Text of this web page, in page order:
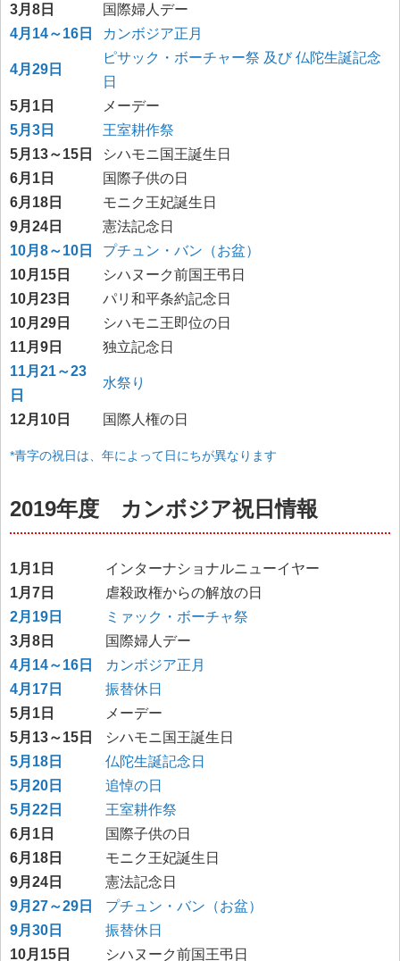
3月8日
国際婦人デー
4月14～16日
カンボジア正月
4月29日
ピサック・ボーチャー祭 及び 仏陀生誕記念
日
5月1日
メーデー
5月3日
王室耕作祭
5月13～15日
シハモニ国王誕生日
6月1日
国際子供の日
6月18日
モニク王妃誕生日
9月24日
憲法記念日
10月8～10日
プチュン・バン（お盆）
10月15日
シハヌーク前国王弔日
10月23日
パリ和平条約記念日
10月29日
シハモニ王即位の日
11月9日
独立記念日
11月21～23
日
水祭り
12月10日 国際人権の日
*青字の祝日は、年によって日にちが異なります
2019年度 カンボジア祝日情報
1月1日
インターナショナルニューイヤー
1月7日
虐殺政権からの解放の日
2月19日
ミァック・ボーチャ祭
3月8日
国際婦人デー
4月14～16日
カンボジア正月
4月17日
振替休日
5月1日
メーデー
5月13～15日
シハモニ国王誕生日
5月18日
仏陀生誕記念日
5月20日
追悼の日
5月22日
王室耕作祭
6月1日
国際子供の日
6月18日
モニク王妃誕生日
9月24日
憲法記念日
9月27～29日
プチュン・バン（お盆）
9月30日
振替休日
10月15日
シハヌーク前国王弔日